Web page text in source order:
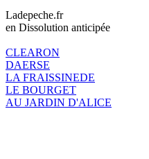
Ladepeche.fr
en Dissolution anticipée
CLEARON
DAERSE
LA FRAISSINEDE
LE BOURGET
AU JARDIN D'ALICE